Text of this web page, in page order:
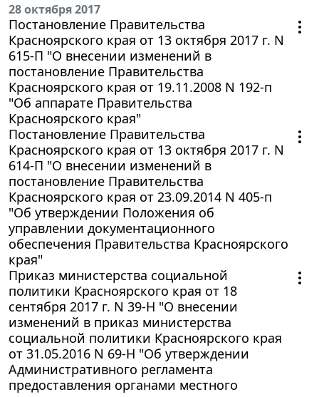
28 октября 2017
Постановление Правительства
Красноярского края от 13 октября 2017 г. N
615-П "О внесении изменений в
постановление Правительства
Красноярского края от 19.11.2008 N 192-п
"Об аппарате Правительства
Красноярского края"
Постановление Правительства
Красноярского края от 13 октября 2017 г. N
614-П "О внесении изменений в
постановление Правительства
Красноярского края от 23.09.2014 N 405-п
"Об утверждении Положения об
управлении документационного
обеспечения Правительства Красноярского
края"
Приказ министерства социальной
политики Красноярского края от 18
сентября 2017 г. N 39-Н "О внесении
изменений в приказ министерства
социальной политики Красноярского края
от 31.05.2016 N 69-Н "Об утверждении
Административного регламента
предоставления органами местного